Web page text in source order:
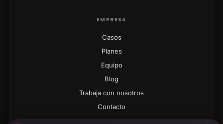
EMPRESA
Casos
Planes
Equipo
Blog
Trabaja con nosotros
Contacto